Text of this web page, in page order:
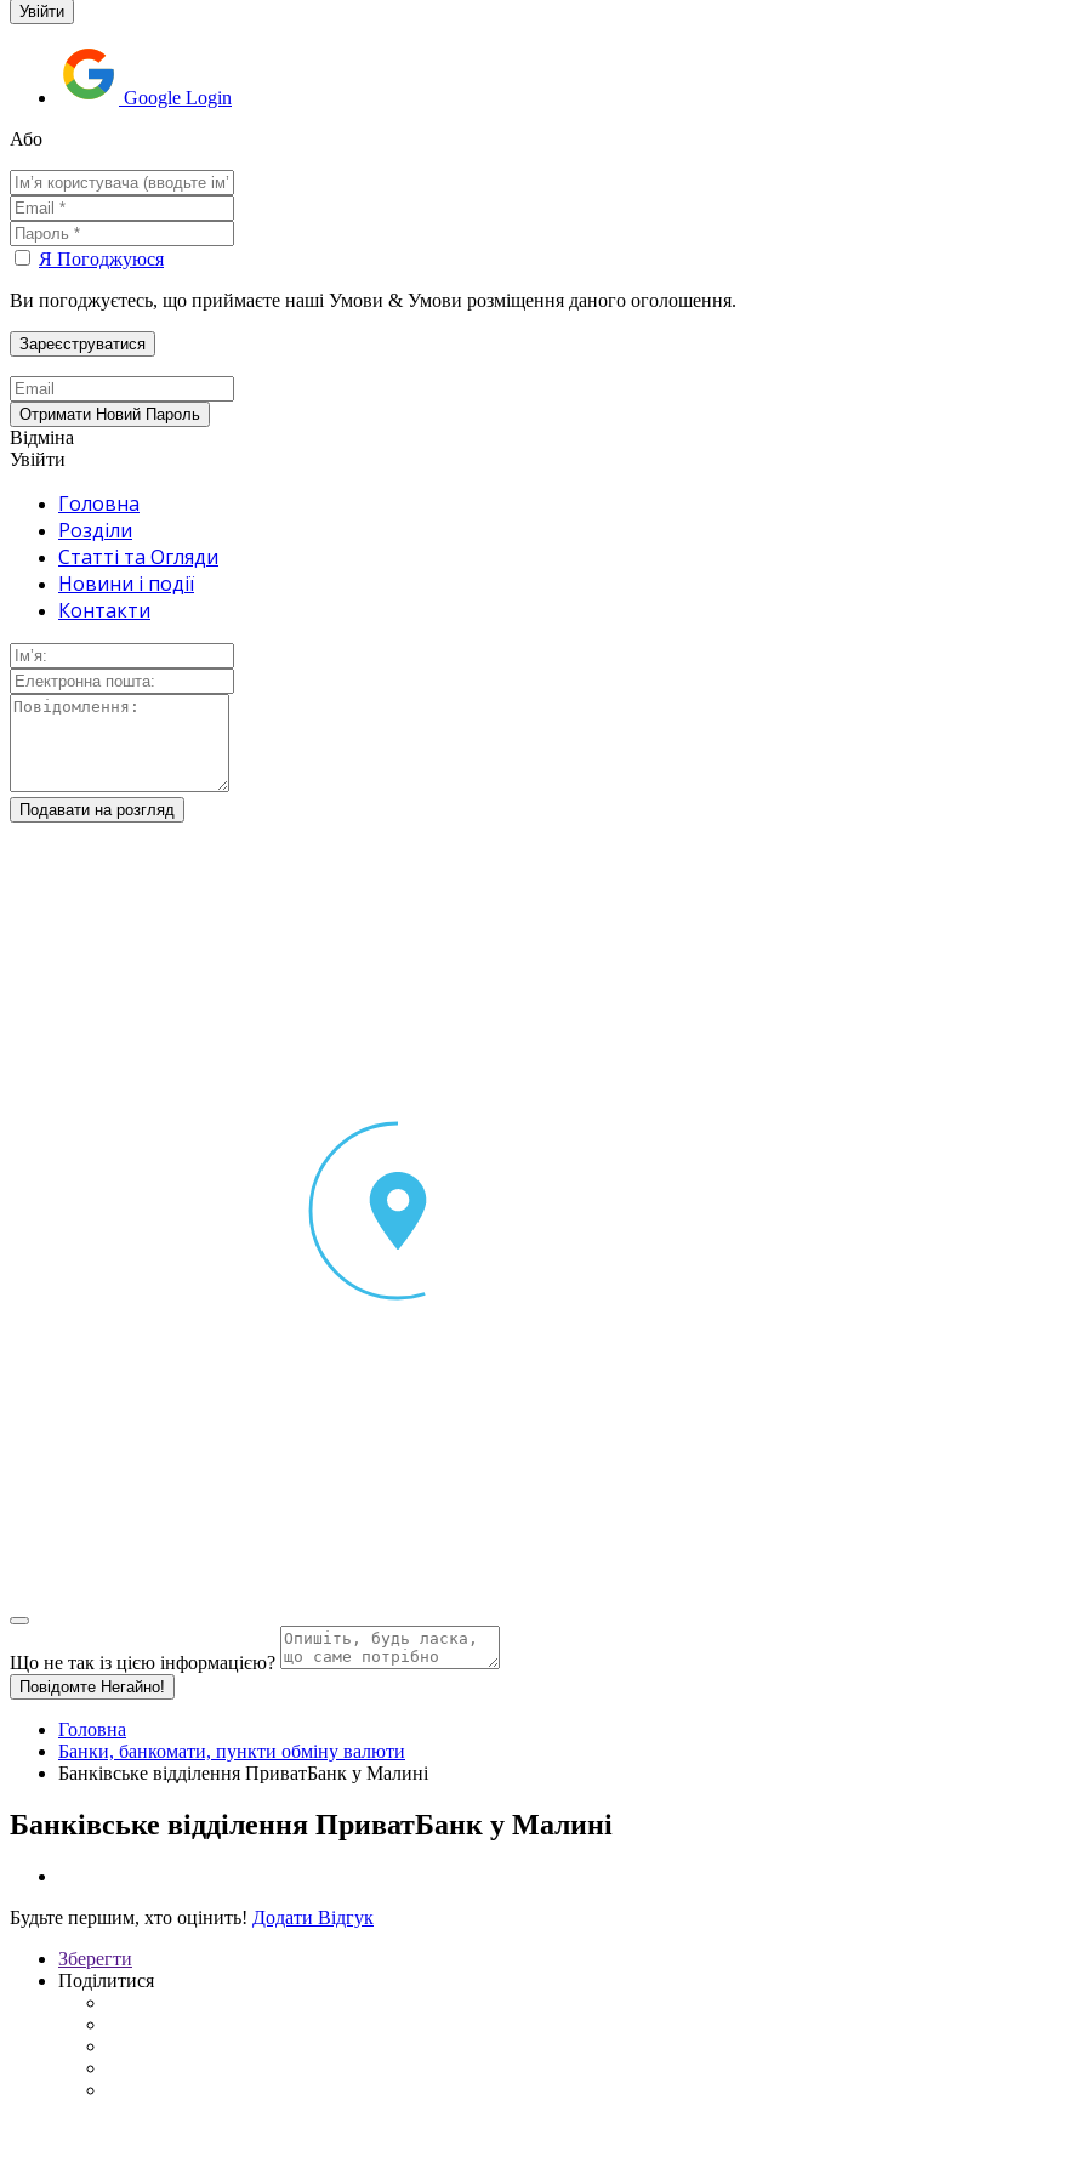
Google Login
Або
Я Погоджуюся
Ви погоджуєтесь, що приймаєте наші Умови & Умови розміщення даного оголошення.
Відміна
Увійти
Головна
Розділи
Статті та Огляди
Новини і події
Контакти
Що не так із цією інформацією?
Повідомте Негайно!
Головна
Банки, банкомати, пункти обміну валюти
Банківське відділення ПриватБанк у Малині
Банківське відділення ПриватБанк у Малині
Будьте першим, хто оцінить! Додати Відгук
Зберегти
Поділитися